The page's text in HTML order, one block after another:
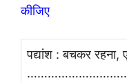
कीजिए
पद्यांश : बचकर रहना,